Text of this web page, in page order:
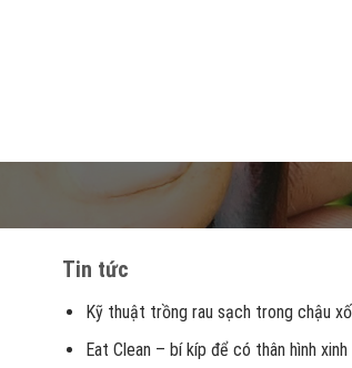
Tin tức
Kỹ thuật trồng rau sạch trong chậu
Eat Clean – bí kíp để có thân hình